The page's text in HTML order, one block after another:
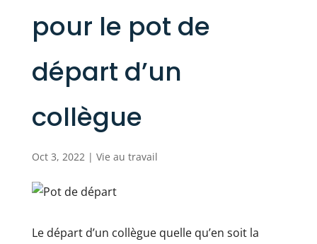
pour le pot de
départ d’un
collègue
Oct 3, 2022| Vie au travail
Le départ d’un collègue quelle qu’en soit la